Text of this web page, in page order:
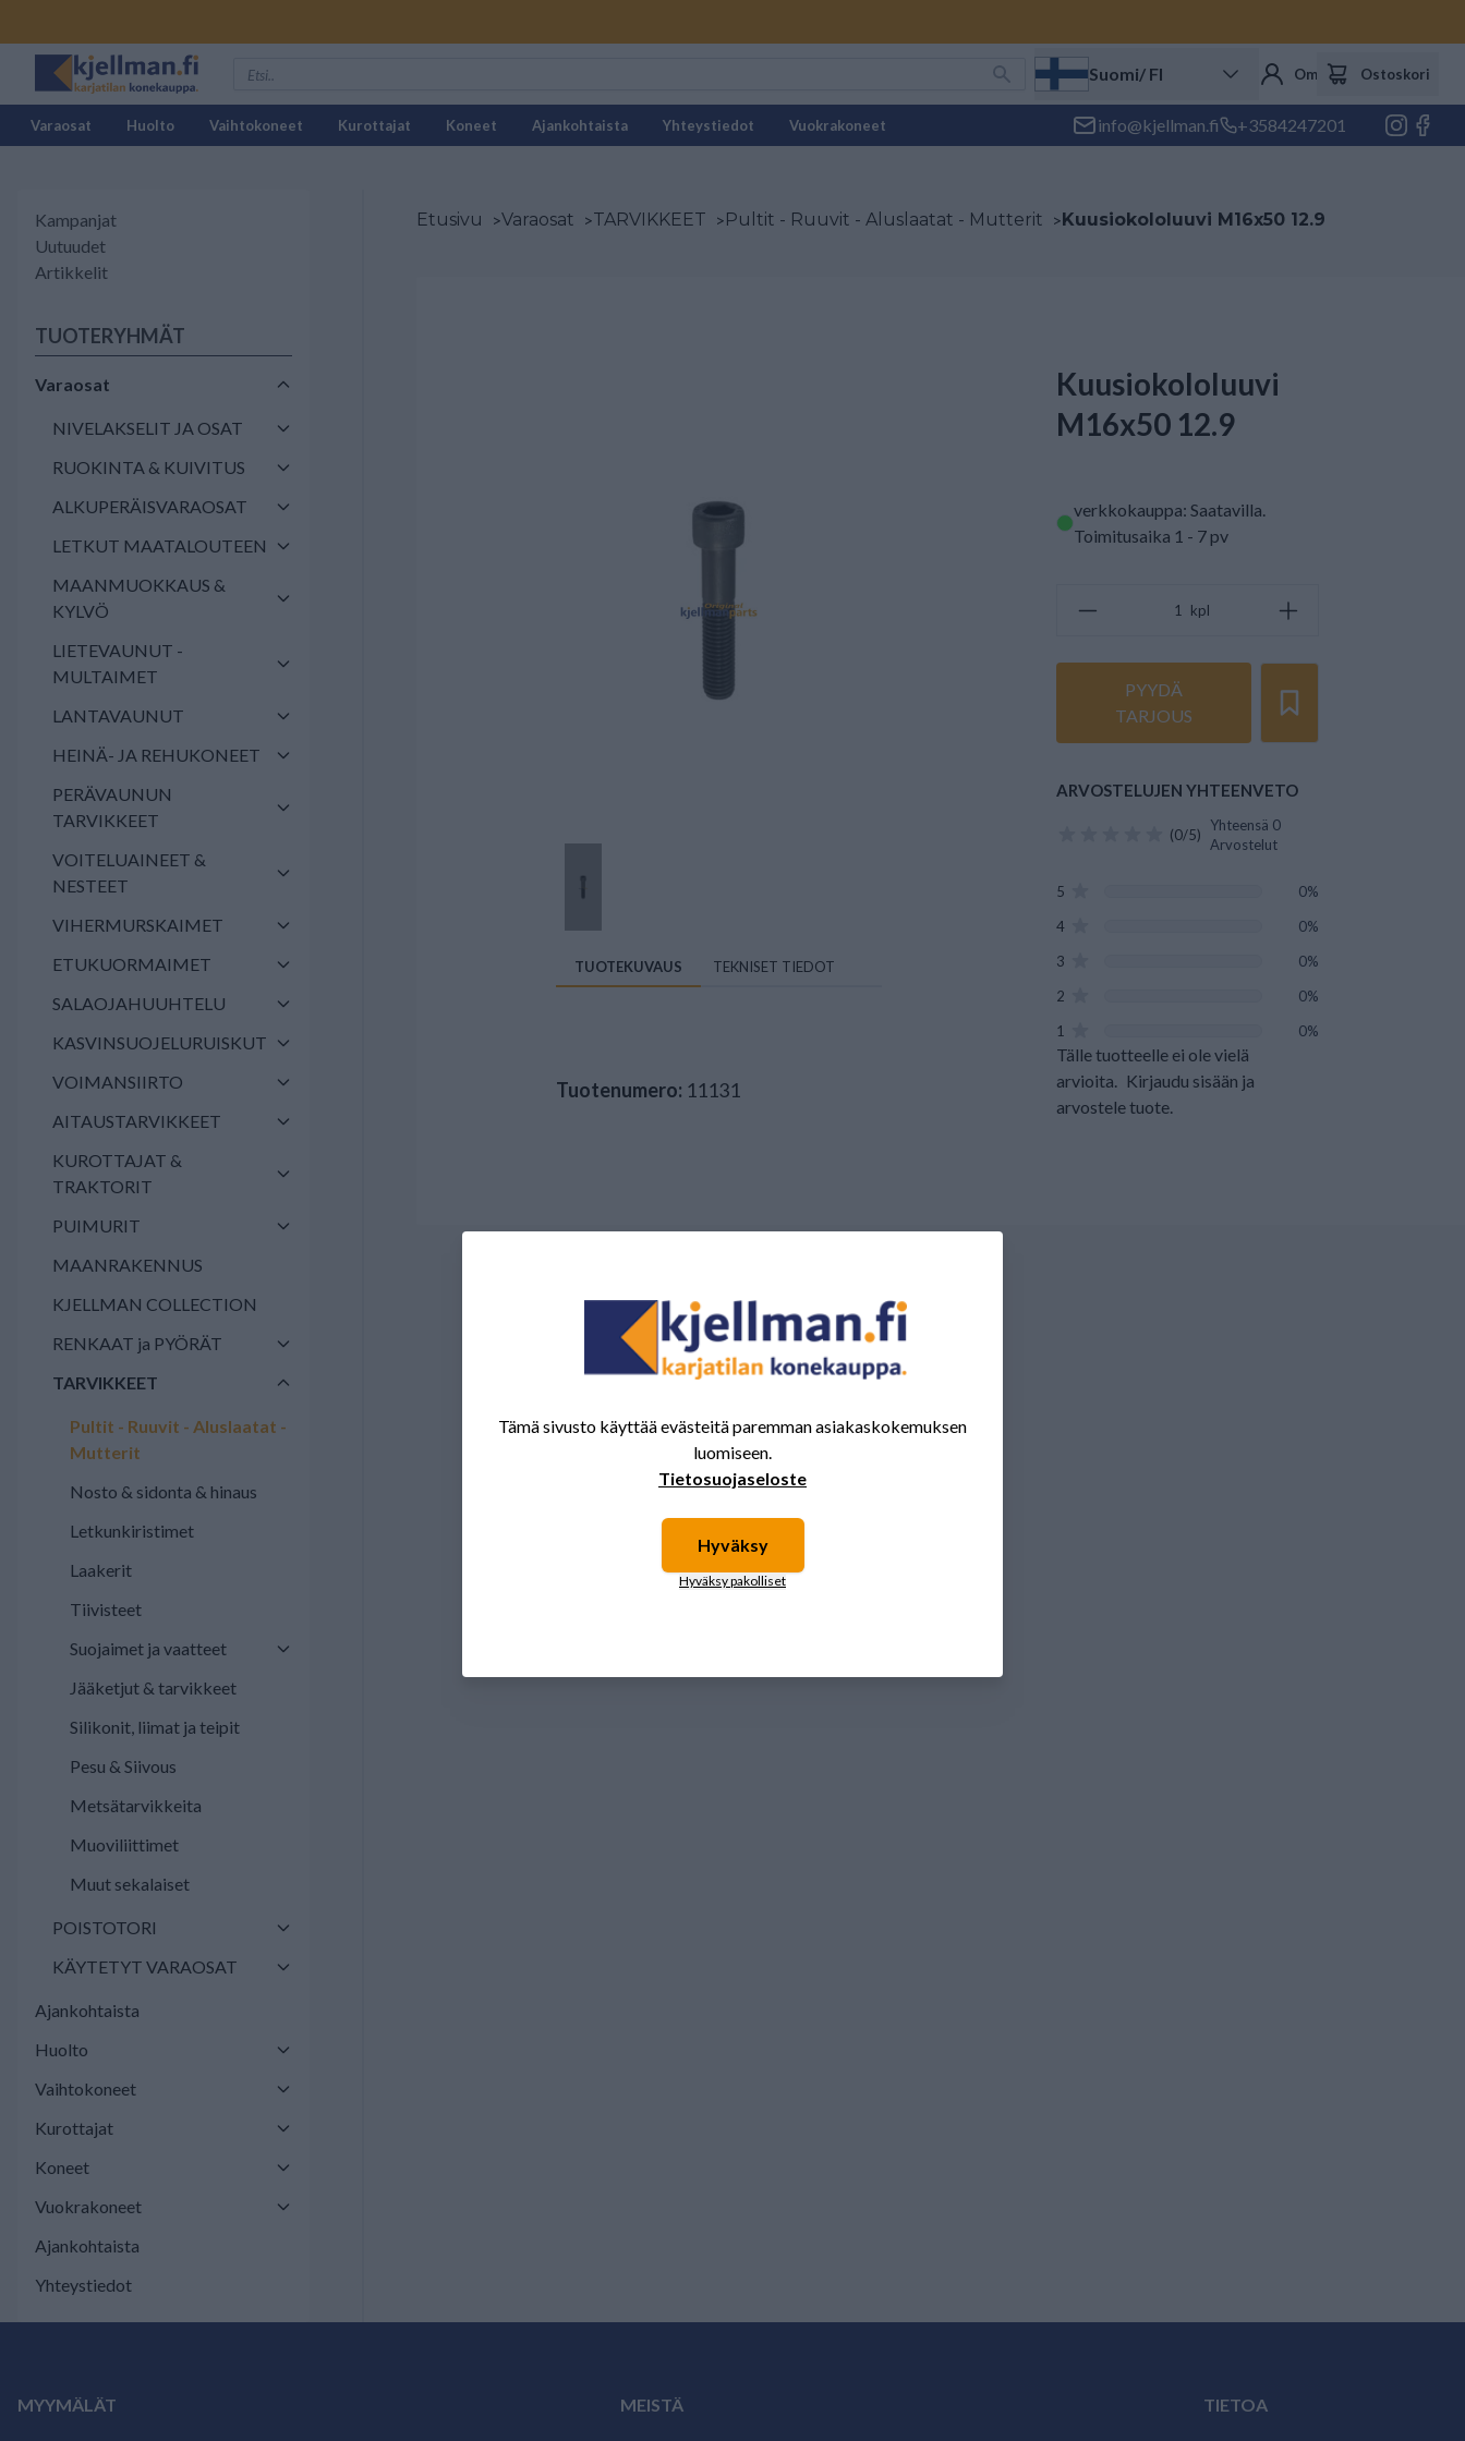
Suomi/ FI Oma tili Ostoskori
Varaosat Huolto Vaihtokoneet Kurottajat Koneet Ajankohtaista Yhteystiedot Vuokrakoneet info@kjellman.fi +3584247201
Kampanjat
Uutuudet
Artikkelit
TUOTERYHMÄT
Varaosat
NIVELAKSELIT JA OSAT
RUOKINTA & KUIVITUS
ALKUPERÄISVARAOSAT
LETKUT MAATALOUTEEN
MAANMUOKKAUS &
KYLVÖ
LIETEVAUNUT -
MULTAIMET
LANTAVAUNUT
HEINÄ- JA REHUKONEET
PERÄVAUNUN
TARVIKKEET
VOITELUAINEET &
NESTEET
VIHERMURSKAIMET
ETUKUORMAIMET
SALAOJAHUUHTELU
KASVINSUOJELURUISKUT
VOIMANSIIRTO
AITAUSTARVIKKEET
KUROTTAJAT &
TRAKTORIT
PUIMURIT
MAANRAKENNUS
KJELLMAN COLLECTION
RENKAAT ja PYÖRÄT
TARVIKKEET
Pultit - Ruuvit - Aluslaatat -
Mutterit
Nosto & sidonta & hinaus
Letkunkiristimet
Laakerit
Tiivisteet
Suojaimet ja vaatteet
Jääketjut & tarvikkeet
Silikonit, liimat ja teipit
Pesu & Siivous
Metsätarvikkeita
Muoviliittimet
Muut sekalaiset
POISTOTORI
KÄYTETYT VARAOSAT
Ajankohtaista
Huolto
Vaihtokoneet
Kurottajat
Koneet
Vuokrakoneet
Ajankohtaista
Yhteystiedot
Etusivu >Varaosat >TARVIKKEET >Pultit - Ruuvit - Aluslaatat - Mutterit >Kuusiokololuuvi M16x50 12.9
TUOTEKUVAUS TEKNISET TIEDOT
Tuotenumero: 11131
Kuusiokololuuvi
M16x50 12.9
verkkokauppa: Saatavilla.
Toimitusaika 1 - 7 pv
kpl
PYYDÄ
TARJOUS
ARVOSTELUJEN YHTEENVETO
(0/5)
Yhteensä 0
Arvostelut
5
0%
4
0%
3
0%
2
0%
1
0%
Tälle tuotteelle ei ole vielä
arvioita. Kirjaudu sisään ja
arvostele tuote.
MYYMÄLÄT MEISTÄ TIETOA
Tämä sivusto käyttää evästeitä paremman asiakaskokemuksen
luomiseen.
Tietosuojaseloste
Hyväksy
Hyväksy pakolliset